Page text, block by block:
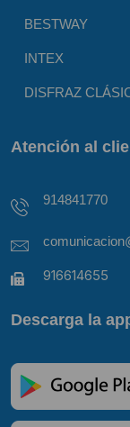
BESTWAY
INTEX
DISFRAZ
Atención al
914841770
916614655
Descarga la